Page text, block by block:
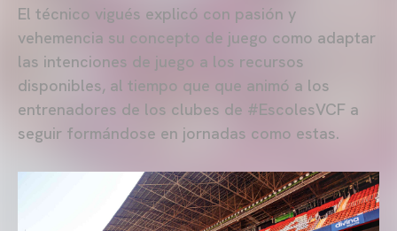
El técnico vigués explicó con pasión y
vehemencia su concepto de juego como adaptar
las intenciones de juego a los recursos
disponibles, al tiempo que que animó a los
entrenadores de los clubes de #EscolesVCF a
seguir formándose en jornadas como estas.